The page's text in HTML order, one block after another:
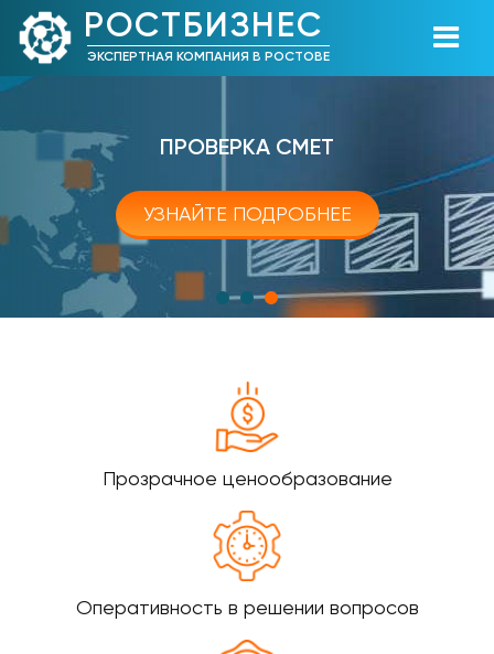
РОСТБИЗНЕС
ЭКСПЕРТНАЯ КОМПАНИЯ В РОСТОВЕ
ПРОВЕРКА СМЕТ
УЗНАЙТЕ ПОДРОБНЕЕ
Прозрачное ценообразование
Оперативность в решении вопросов